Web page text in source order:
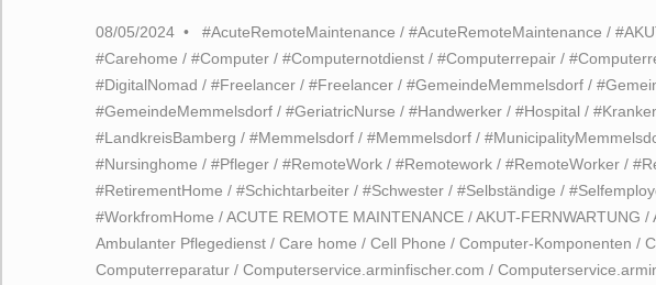
08/05/2024 #AcuteRemoteMaintenance / #AcuteRemoteMaintenance /
#Carehome / #Computer / #Computernotdienst / #Computerrepair /
#DigitalNomad / #Freelancer / #Freelancer / #GemeindeMemmelsdorf /
#GemeindeMemmelsdorf / #GeriatricNurse / #Handwerker / #Hospital /
#LandkreisBamberg / #Memmelsdorf / #Memmelsdorf /
#Nursinghome / #Pfleger / #RemoteWork / #Remotework / #RemoteWorker /
#RetirementHome / #Schichtarbeiter / #Schwester / #Selbständige /
#WorkfromHome /ACUTE REMOTE MAINTENANCE /AKUT-FERNWARTUNG /
Ambulanter Pflegedienst / Care home / Cell Phone / Computer-Komponenten /
Computerreparatur / Computerservice.arminfischer.com /